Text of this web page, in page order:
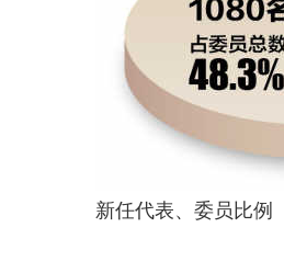
新任代表、委员比